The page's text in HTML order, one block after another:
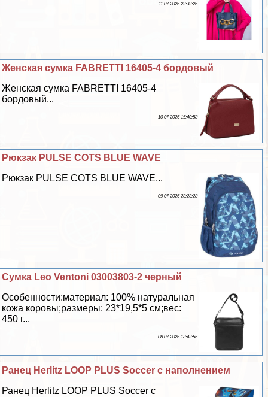
11 07 2026 22:32:26
Женская сумка FABRETTI 16405-4 бордовый
Женская сумка FABRETTI 16405-4
бордовый...
10 07 2026 15:40:58
Рюкзак PULSE COTS BLUE WAVE
Рюкзак PULSE COTS BLUE WAVE...
09 07 2026 23:23:28
Сумка Leo Ventoni 03003803-2 черный
Особенности:материал: 100% натуральная
кожа коровы;размеры: 23*19,5*5 см;вес:
450 г...
08 07 2026 13:42:56
Ранец Herlitz LOOP PLUS Soccer с наполнением
Ранец Herlitz LOOP PLUS Soccer с